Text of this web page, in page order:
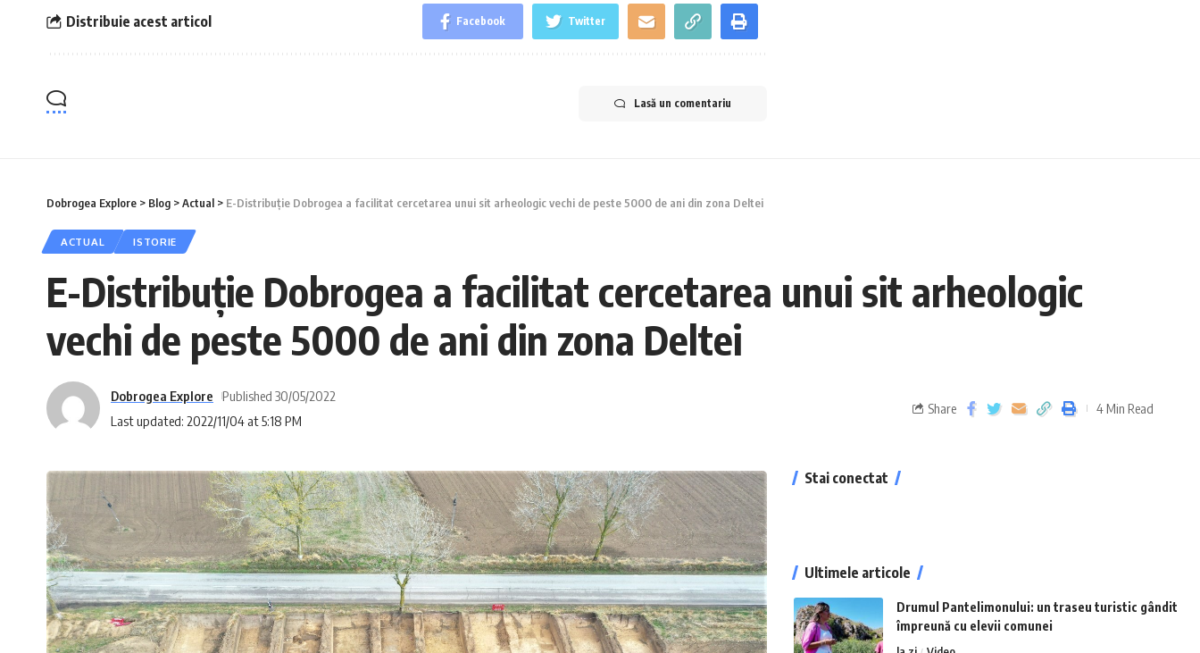
Distribuie acest articol Facebook Twitter
Lasă un comentariu
Dobrogea Explore > Blog >Actual > E-Distribuție Dobrogea a facilitat cercetarea unui sit arheologic vechi de peste 5000 de ani din zona Deltei
ACTUAL ISTORIE
E-Distribuție Dobrogea a facilitat cercetarea unui sit arheologic
vechi de peste 5000 de ani din zona Deltei
Last updated: 2022/11/04 at 5:18 PM
Dobrogea Explore Published 30/05/2022
Share 4 Min Read
Stai conectat
Ultimele articole
Drumul Pantelimonului: un traseu turistic gândit
împreună cu elevii comunei